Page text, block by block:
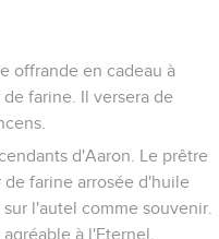
offrande en cadeau à
farine. Il versera de
d'Aaron. Le prêtre
farine arrosée d'huile
l'autel comme souvenir.
à l'Eternel.